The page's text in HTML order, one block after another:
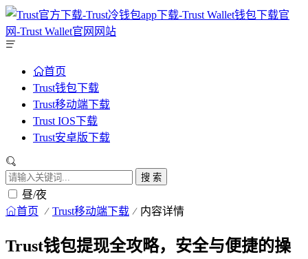
首页
Trust钱包下载
Trust移动端下载
Trust IOS下载
Trust安卓版下载
搜 索
昼/夜
首页 Trust移动端下载 内容详情
Trust钱包提现全攻略，安全与便捷的操